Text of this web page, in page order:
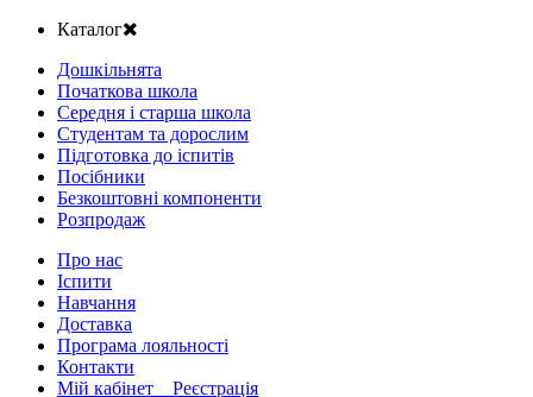
Каталог
Дошкільнята
Початкова школа
Середня і старша школа
Студентам та дорослим
Підготовка до іспитів
Посібники
Безкоштовні компоненти
Розпродаж
Про нас
Іспити
Навчання
Доставка
Програма лояльності
Контакти
Мій кабінет Реєстрація